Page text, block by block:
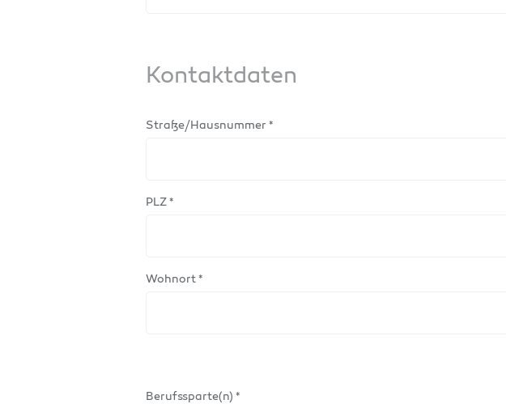
Kontaktdaten
Straße/Hausnummer *
PLZ *
Wohnort *
Berufssparte(n) *